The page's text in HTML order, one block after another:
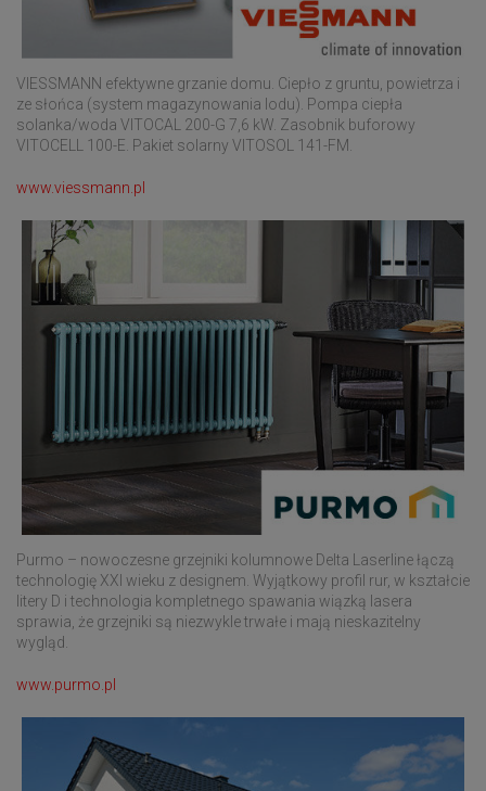
VIESSMANN efektywne grzanie domu. Ciepło z gruntu, powietrza i
ze słońca (system magazynowania lodu). Pompa ciepła
solanka/woda VITOCAL 200-G 7,6 kW. Zasobnik buforowy
VITOCELL 100-E. Pakiet solarny VITOSOL 141-FM.
www.viessmann.pl
Purmo – nowoczesne grzejniki kolumnowe Delta Laserline łączą
technologię XXI wieku z designem. Wyjątkowy profil rur, w kształcie
litery D i technologia kompletnego spawania wiązką lasera
sprawia, że grzejniki są niezwykle trwałe i mają nieskazitelny
wygląd.
www.purmo.pl